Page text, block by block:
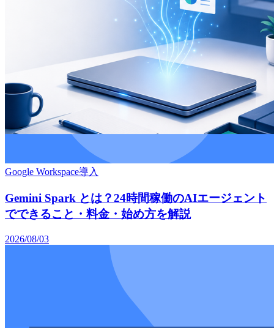
Google Workspace導入
Gemini Spark とは？24時間稼働のAIエージェント
でできること・料金・始め方を解説
2026/08/03